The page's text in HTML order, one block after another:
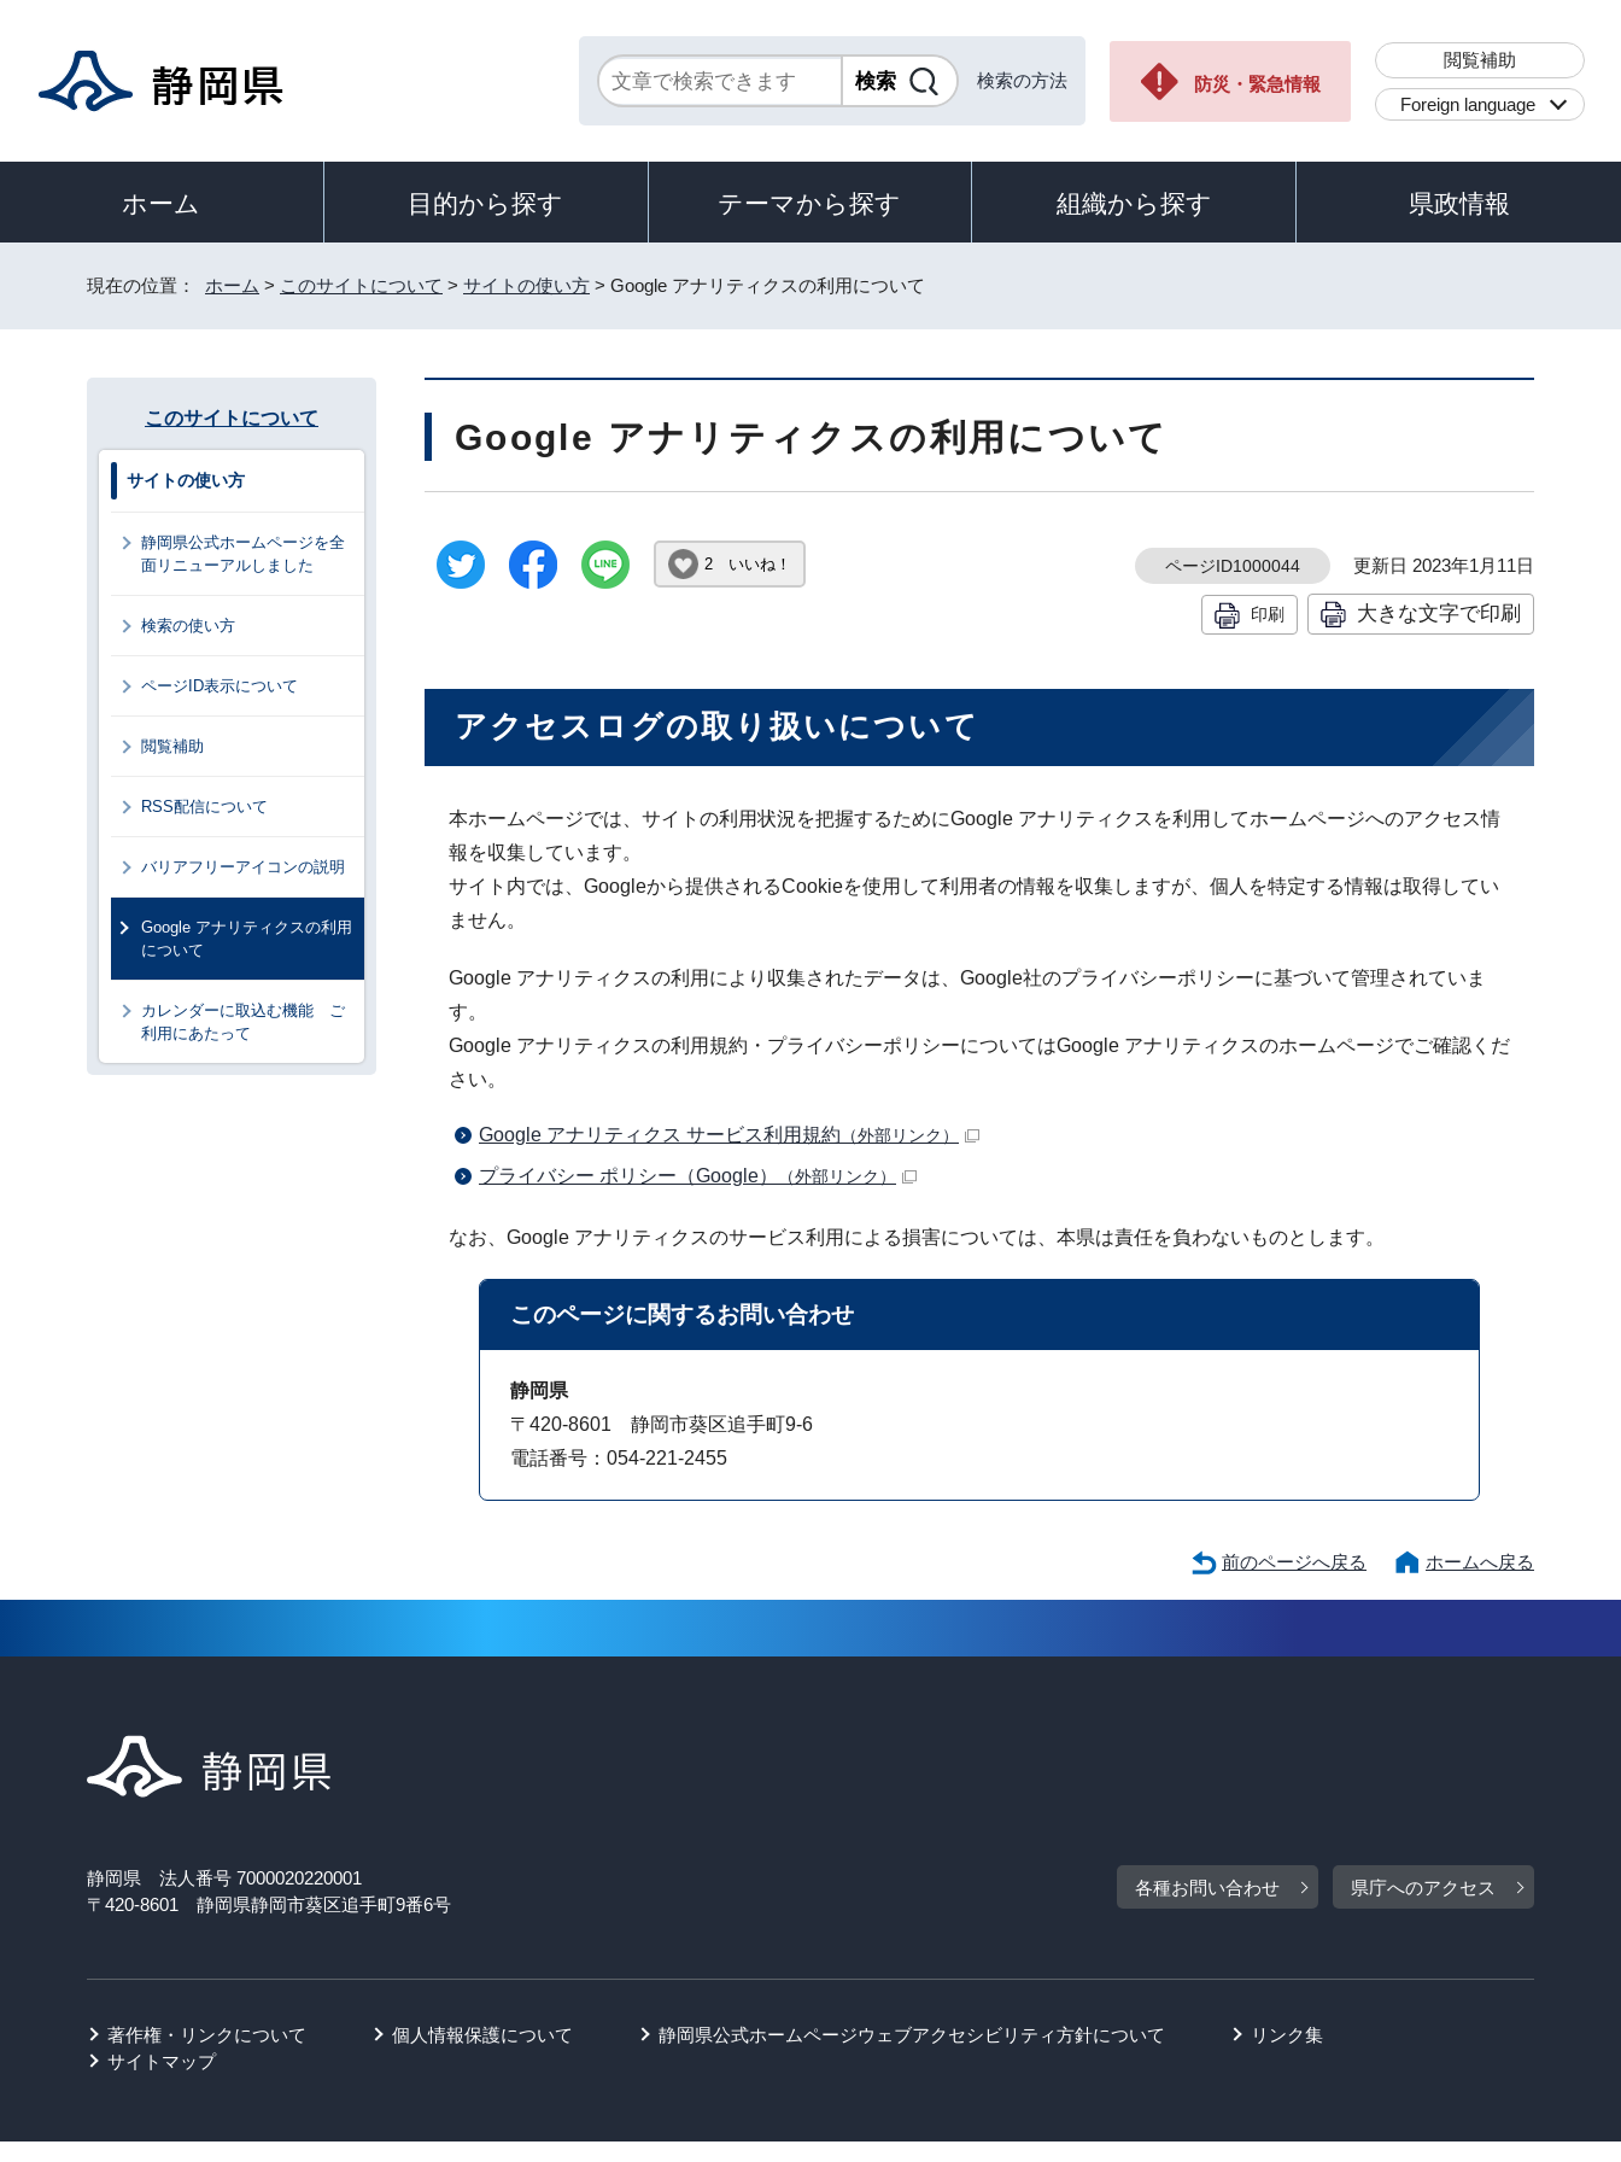
検索の方法 防災・緊急情報
閲覧補助
Foreign language
ホーム 目的から探す テーマから探す 組織から探す 県政情報
現在の位置： ホーム > このサイトについて > サイトの使い方 > Google アナリティクスの利用について
Google アナリティクスの利用について
2 いいね！ ページID1000044 更新日 2023年1月11日
印刷 大きな文字で印刷
アクセスログの取り扱いについて
本ホームページでは、サイトの利用状況を把握するためにGoogle アナリティクスを利用してホームページへのアクセス情
報を収集しています。
サイト内では、Googleから提供されるCookieを使用して利用者の情報を収集しますが、個人を特定する情報は取得してい
ません。
Google アナリティクスの利用により収集されたデータは、Google社のプライバシーポリシーに基づいて管理されていま
す。
Google アナリティクスの利用規約・プライバシーポリシーについてはGoogle アナリティクスのホームページでご確認くだ
さい。
Google アナリティクス サービス利用規約 （外部リンク）
プライバシー ポリシー（Google） （外部リンク）
なお、Google アナリティクスのサービス利用による損害については、本県は責任を負わないものとします。
このページに関するお問い合わせ
静岡県
〒420-8601 静岡市葵区追手町9-6
電話番号：054-221-2455
このサイトについて
サイトの使い方
静岡県公式ホームページを全
面リニューアルしました
検索の使い方
ページID表示について
閲覧補助
RSS配信について
バリアフリーアイコンの説明
Google アナリティクスの利用
について
カレンダーに取込む機能 ご
利用にあたって
前のページへ戻る ホームへ戻る
静岡県 法人番号 7000020220001
〒420-8601 静岡県静岡市葵区追手町9番6号
各種お問い合わせ 県庁へのアクセス
著作権・リンクについて 個人情報保護について 静岡県公式ホームページウェブアクセシビリティ方針について
リンク集
サイトマップ